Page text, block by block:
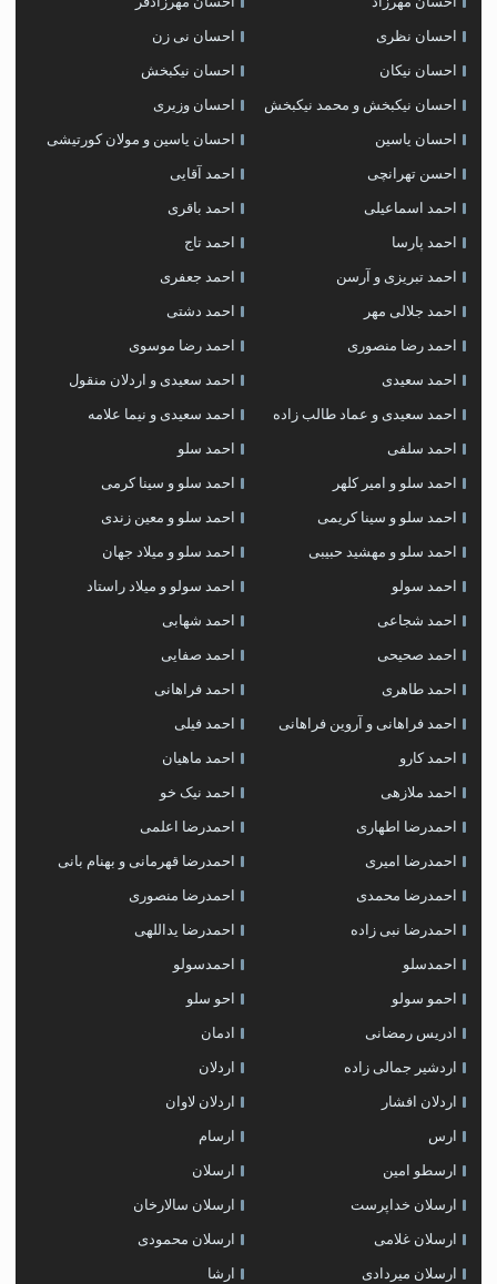
احسان نظری احسان نی زن
احسان نیکان احسان نیکبخش
احسان نیکبخش و محمد نیکبخش احسان وزیری
احسان یاسین احسان یاسین و مولان کورتیشی
احسن تهرانچی احمد آقایی
احمد اسماعیلی احمد باقری
احمد پارسا احمد تاج
احمد تبریزی و آرسن احمد جعفری
احمد جلالی مهر احمد دشتی
احمد رضا منصوری احمد رضا موسوی
احمد سعیدی احمد سعیدی و اردلان منقول
احمد سعیدی و عماد طالب زاده احمد سعیدی و نیما علامه
احمد سلفی احمد سلو
احمد سلو و امیر کلهر احمد سلو و سینا کرمی
احمد سلو و سینا کریمی احمد سلو و معین زندی
احمد سلو و مهشید حبیبی احمد سلو و میلاد جهان
احمد سولو احمد سولو و میلاد راستاد
احمد شجاعی احمد شهابی
احمد صحیحی احمد صفایی
احمد طاهری احمد فراهانی
احمد فراهانی و آروین فراهانی احمد فیلی
احمد کارو احمد ماهیان
احمد ملازهی احمد نیک خو
احمدرضا اطهاری احمدرضا اعلمی
احمدرضا امیری احمدرضا قهرمانی و بهنام بانی
احمدرضا محمدی احمدرضا منصوری
احمدرضا نبی زاده احمدرضا یداللهی
احمدسلو احمدسولو
احمو سولو احو سلو
ادریس رمضانی ادمان
اردشیر جمالی زاده اردلان
اردلان افشار اردلان لاوان
ارس ارسام
ارسطو امین ارسلان
ارسلان خداپرست ارسلان سالارخان
ارسلان غلامی ارسلان محمودی
ارسلان میردادی ارشا